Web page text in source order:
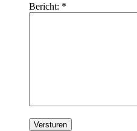
Bericht: *